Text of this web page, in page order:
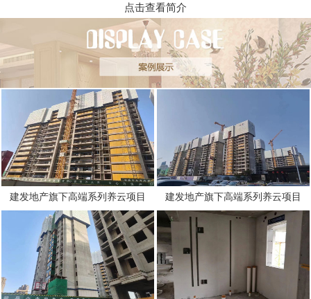
点击查看简介
建发地产旗下高端系列养云项目 建发地产旗下高端系列养云项目